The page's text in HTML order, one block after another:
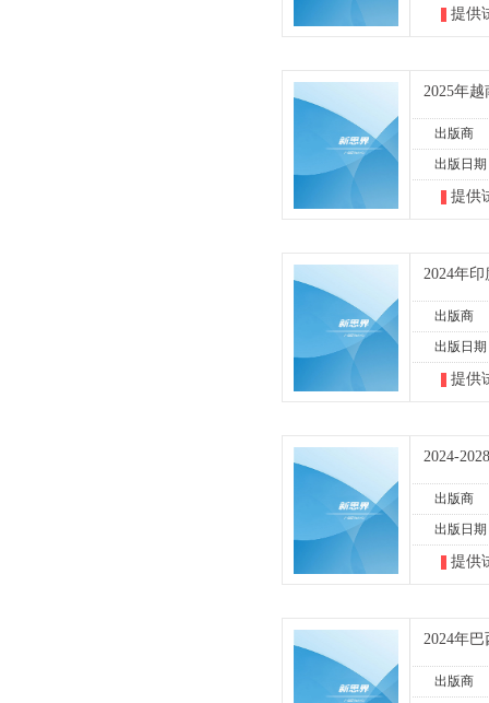
提供
2025年
出版商
出版日期
提供
2024年
出版商
出版日期
提供
2024-
出版商
出版日期
提供
2024年
出版商